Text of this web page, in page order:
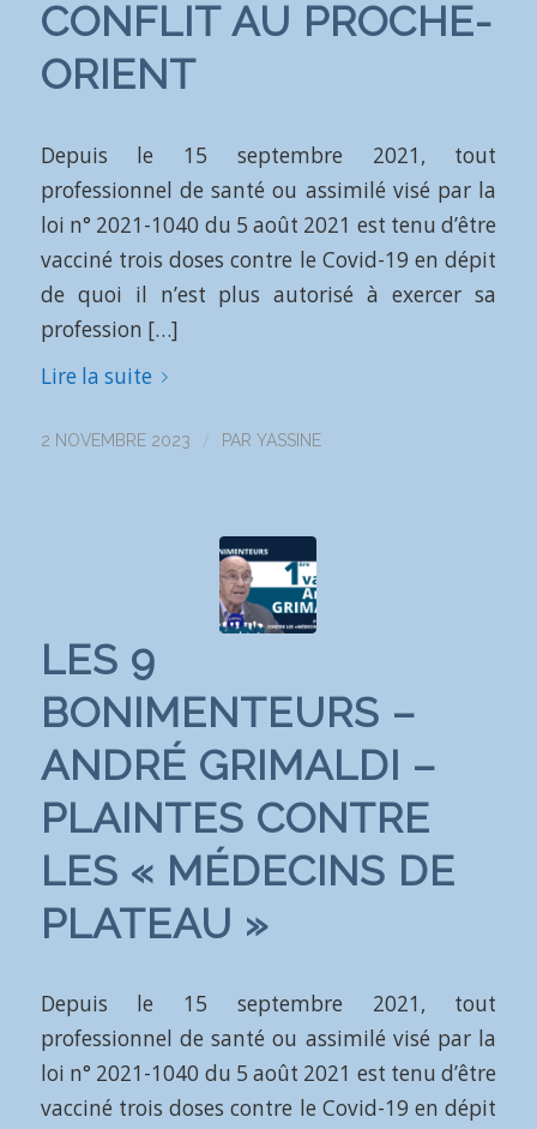
CONFLIT AU PROCHE-
ORIENT
Depuis le 15 septembre 2021, tout
professionnel de santé ou assimilé visé par la
loi n° 2021-1040 du 5 août 2021 est tenu d’être
vacciné trois doses contre le Covid-19 en dépit
de quoi il n’est plus autorisé à exercer sa
profession […]
Lire la suite
2 NOVEMBRE 2023 / PAR YASSINE
LES 9
BONIMENTEURS –
ANDRÉ GRIMALDI –
PLAINTES CONTRE
LES « MÉDECINS DE
PLATEAU »
Depuis le 15 septembre 2021, tout
professionnel de santé ou assimilé visé par la
loi n° 2021-1040 du 5 août 2021 est tenu d’être
vacciné trois doses contre le Covid-19 en dépit